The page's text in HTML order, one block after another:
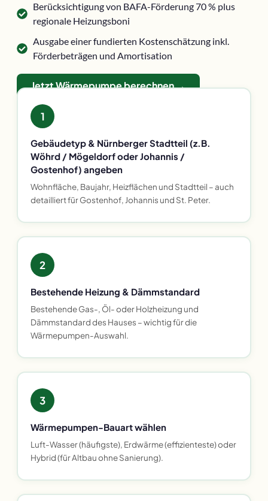
Berücksichtigung von BAFA-Förderung 70 % plus
regionale Heizungsboni
Ausgabe einer fundierten Kostenschätzung inkl.
Förderbeträgen und Amortisation
Jetzt Wärmepumpe berechnen →
1
Gebäudetyp & Nürnberger Stadtteil (z.B.
Wöhrd / Mögeldorf oder Johannis /
Gostenhof) angeben
Wohnfläche, Baujahr, Heizflächen und Stadtteil – auch
detailliert für Gostenhof, Johannis und St. Peter.
2
Bestehende Heizung & Dämmstandard
Bestehende Gas-, Öl- oder Holzheizung und
Dämmstandard des Hauses – wichtig für die
Wärmepumpen-Auswahl.
3
Wärmepumpen-Bauart wählen
Luft-Wasser (häufigste), Erdwärme (effizienteste) oder
Hybrid (für Altbau ohne Sanierung).